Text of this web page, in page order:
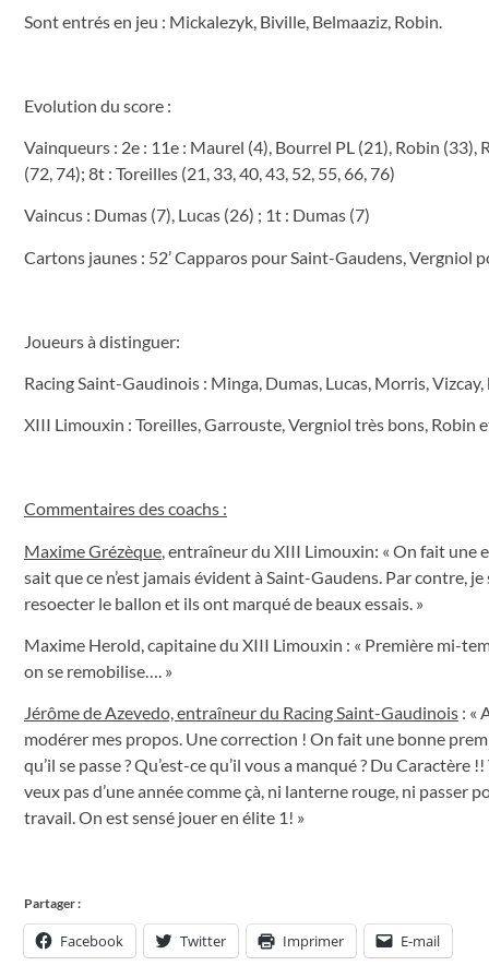
Sont entrés en jeu : Mickalezyk, Biville, Belmaaziz, Robin.
Evolution du score :
Vainqueurs : 2e : 11e : Maurel (4), Bourrel PL (21), Robin
(72, 74); 8t : Toreilles (21, 33, 40, 43, 52, 55, 66, 76)
Vaincus : Dumas (7), Lucas (26) ; 1t : Dumas (7)
Cartons jaunes : 52’ Capparos pour Saint-Gaudens, Vergniol
Joueurs à distinguer:
Racing Saint-Gaudinois : Minga, Dumas, Lucas, Morris, Vizcay,
XIII Limouxin : Toreilles, Garrouste, Vergniol très bons, Robin
Commentaires des coachs :
Maxime Grézèque , entraîneur du XIII Limouxin: « On fait une
sait que ce n’est jamais évident à Saint-Gaudens. Par contre,
resoecter le ballon et ils ont marqué de beaux essais. »
Maxime Herold, capitaine du XIII Limouxin : « Première mi-
on se remobilise…. »
Jérôme de Azevedo, entraîneur du Racing Saint-Gaudinois : «
modérer mes propos. Une correction ! On fait une bonne
qu’il se passe ? Qu’est-ce qu’il vous a manqué ? Du
veux pas d’une année comme çà, ni lanterne rouge, ni passer
travail. On est sensé jouer en élite 1! »
Partager :
Facebook Twitter Imprimer E-mail